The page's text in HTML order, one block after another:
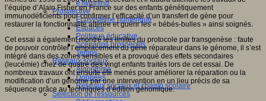
eTwinning
Prospective
Ecosystème numérique
Espaces
Politique éducative
Scénarios prospectifs
Temps
Réseaux sociaux
Algorithme
Données
Réseaux sociaux et champ scolaire
Sélection de ressources
l’équipe d’Alain Fisher en France sur des enfants génétiquement
immunodéficients pour confirmer l’efficacité d’un transfert de gène pour
restaurer la fonctionnalité altérée et guérir les « bébés-bulles » ainsi soignés.
Cet essai a également montré les limites du protocole par transgenèse : faute
de pouvoir contrôler l’emplacement du gène réparateur dans le génome, il s’est
intégré dans des zones sensibles et a provoqué des effets secondaires
(leucémie) chez de quatre des vingt enfants traités lors de cet essai. De
nombreux travaux ont ensuite été menés pour améliorer la réparation ou la
modification d’un génome par une intervention en un lieu précis de sa
séquence grâce au techniques d’édition génomique.